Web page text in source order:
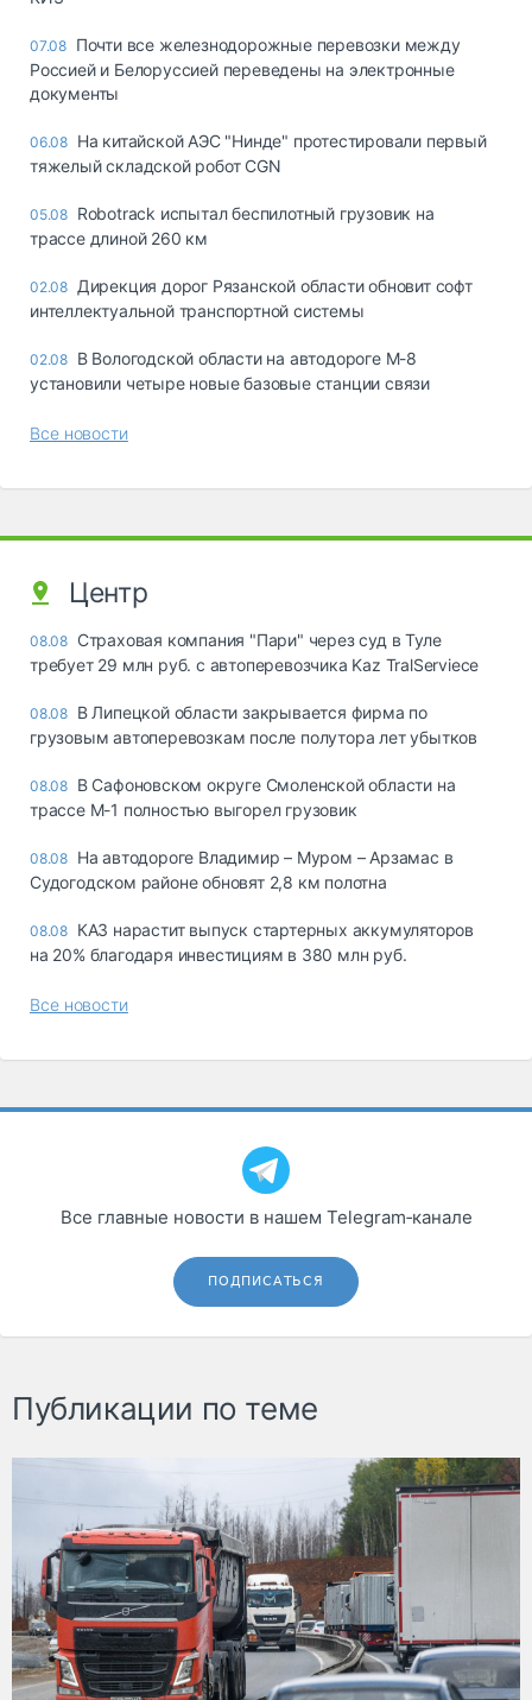
07.08 Почти все железнодорожные перевозки между
Россией и Белоруссией переведены на электронные
документы
06.08 На китайской АЭС "Нинде" протестировали первый
тяжелый складской робот CGN
05.08 Robotrack испытал беспилотный грузовик на
трассе длиной 260 км
02.08 Дирекция дорог Рязанской области обновит софт
интеллектуальной транспортной системы
02.08 В Вологодской области на автодороге М-8
установили четыре новые базовые станции связи
Все новости
Центр
08.08 Страховая компания "Пари" через суд в Туле
требует 29 млн руб. с автоперевозчика Kaz TralServiece
08.08 В Липецкой области закрывается фирма по
грузовым автоперевозкам после полутора лет убытков
08.08 В Сафоновском округе Смоленской области на
трассе М-1 полностью выгорел грузовик
08.08 На автодороге Владимир – Муром – Арзамас в
Судогодском районе обновят 2,8 км полотна
08.08 КАЗ нарастит выпуск стартерных аккумуляторов
на 20% благодаря инвестициям в 380 млн руб.
Все новости
Все главные новости в нашем Telegram‑канале
ПОДПИСАТЬСЯ
Публикации по теме